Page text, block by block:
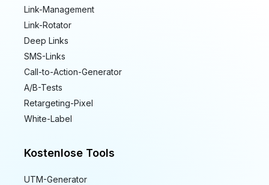
Link-Management
Link-Rotator
Deep Links
SMS-Links
Call-to-Action-Generator
A/B-Tests
Retargeting-Pixel
White-Label
Kostenlose Tools
UTM-Generator